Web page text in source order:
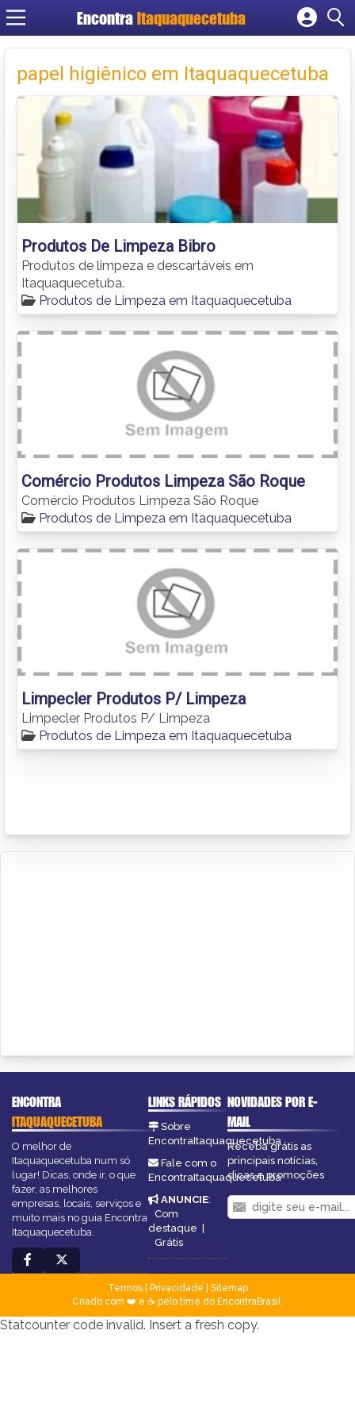
Encontra Itaquaquecetuba
Cadastrar empresa
Criar conta
papel higiênico em Itaquaquecetuba
Produtos De Limpeza Bibro
Produtos de limpeza e descartáveis em
Itaquaquecetuba.
Produtos de Limpeza em Itaquaquecetuba
Comércio Produtos Limpeza São Roque
Comércio Produtos Limpeza São Roque
Produtos de Limpeza em Itaquaquecetuba
Limpecler Produtos P/ Limpeza
Limpecler Produtos P/ Limpeza
Produtos de Limpeza em Itaquaquecetuba
ENCONTRA
ITAQUAQUECETUBA
O melhor de
Itaquaquecetuba num só
lugar! Dicas, onde ir, o que
fazer, as melhores
empresas, locais, serviços e
muito mais no guia Encontra
Itaquaquecetuba.
LINKS RÁPIDOS
Sobre
EncontraItaquaquecetuba
Fale com o
EncontraItaquaquecetuba
ANUNCIE:
Com
destaque |
Grátis
NOVIDADES POR E-
MAIL
Receba grátis as
principais notícias,
dicas e promoções
Termos| Privacidade
Sitemap
Criado com ❤️ e ☕ pelo time do EncontraBrasil
Statcounter code invalid. Insert a fresh copy.